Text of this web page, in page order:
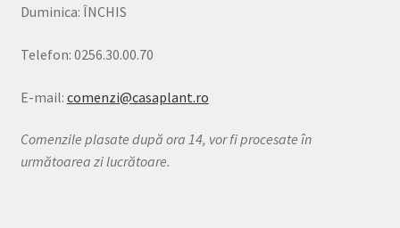
Duminica: ÎNCHIS
Telefon: 0256.30.00.70
E-mail: comenzi@casaplant.ro
Comenzile plasate după ora 14, vor fi procesate în
următoarea zi lucrătoare.